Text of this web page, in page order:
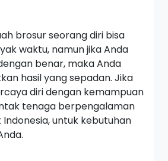
brosur seorang diri bisa
waktu, namun jika Anda
benar, maka Anda
hasil yang sepadan. Jika
diri dengan kemampuan
tenaga berpengalaman
untuk kebutuhan